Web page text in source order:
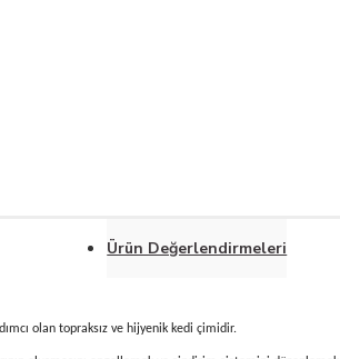
Ürün Değerlendirmeleri
olan topraksız ve hijyenik kedi çimidir.